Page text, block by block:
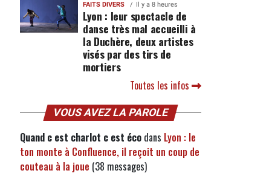
FAITS DIVERS Il y a 8 heures
Lyon : leur spectacle de
danse très mal accueilli à
la Duchère, deux artistes
visés par des tirs de
mortiers
Toutes les infos
VOUS AVEZ LA PAROLE
Quand c est charlot c est éco dans Lyon : le
ton monte à Confluence, il reçoit un coup de
couteau à la joue (38 messages)